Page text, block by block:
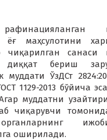
ёғ маҳсулотини
санаси
диққат бериш
муддати ЎзДСт
1129-2013 бўйича
муддатни
чиқарувчи
оширилади.